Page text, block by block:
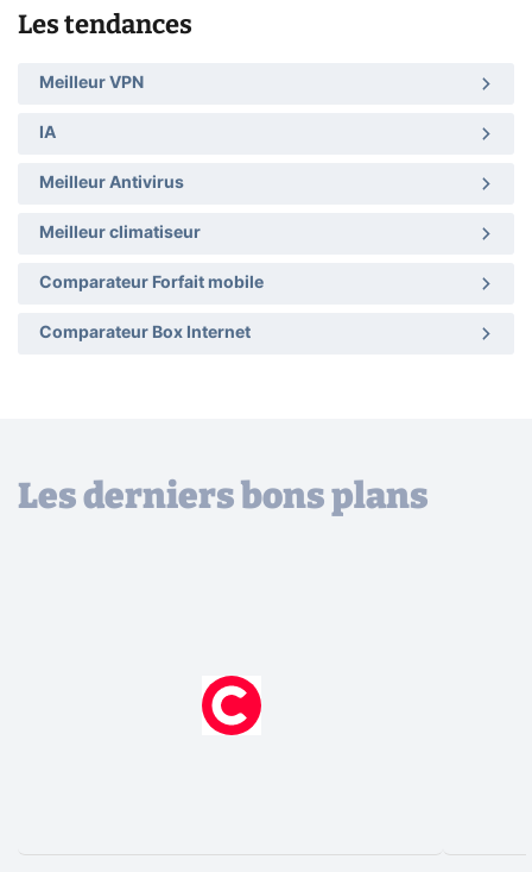
Les tendances
Meilleur VPN
IA
Meilleur Antivirus
Meilleur climatiseur
Comparateur Forfait mobile
Comparateur Box Internet
Les derniers bons plans